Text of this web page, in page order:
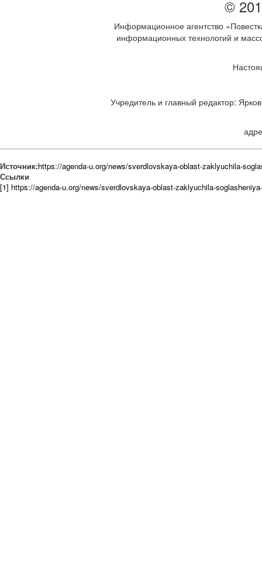
©
Информационное агентство
информационных технологий и
Учредитель и главный редактор:
Источник:https://agenda-u.org/news/sverdlovskaya-oblast-zaklyuchila-
Ссылки
[1] https://agenda-u.org/news/sverdlovskaya-oblast-zaklyuchila-